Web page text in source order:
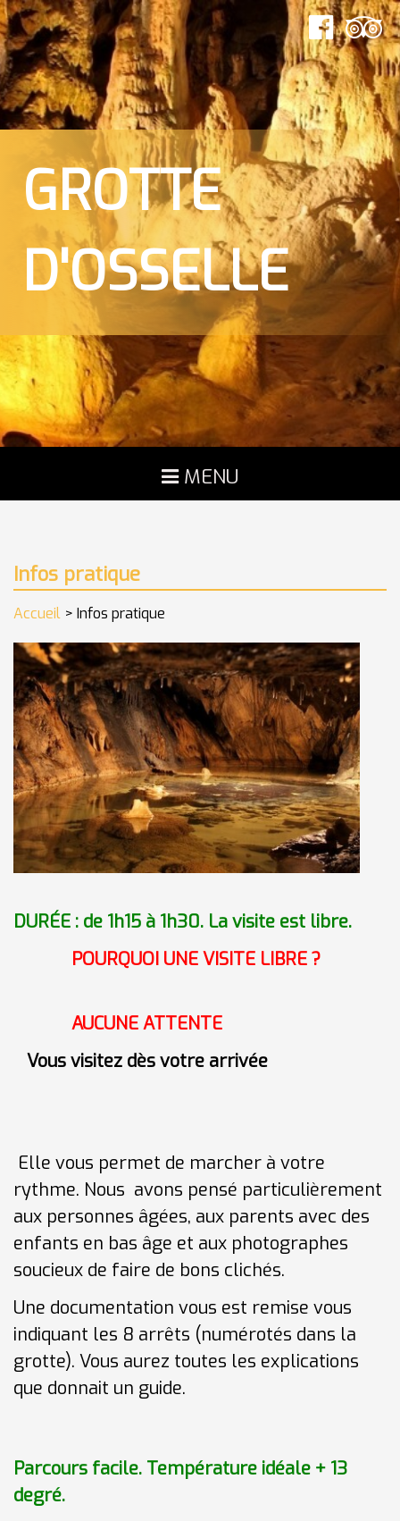
GROTTE
D'OSSELLE
ACCUEIL
ESPACE PÉDAGOGIQUE
INFOS PRATIQUE
MENU
Infos pratique
Accueil > Infos pratique
DURÉE : de 1h15 à 1h30. La visite est libre.
POURQUOI UNE VISITE LIBRE ?
AUCUNE ATTENTE
Vous visitez dès votre arrivée
Elle vous permet de marcher à votre
rythme. Nous avons pensé particulièrement
aux personnes âgées, aux parents avec des
enfants en bas âge et aux photographes
soucieux de faire de bons clichés.
Une documentation vous est remise vous
indiquant les 8 arrêts (numérotés dans la
grotte). Vous aurez toutes les explications
que donnait un guide.
Parcours facile. Température idéale + 13
degré.